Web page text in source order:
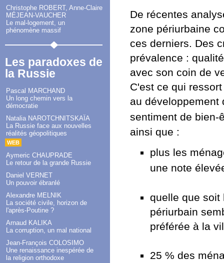
Christophe ROBERT, Anne-Claire
MÉJEAN-VAUCHER
Le mal-logement, un
phénomène massif
Les paradoxes de
la Russie
Pascal MARCHAND
Un long chemin vers la
démocratie
Natalia NAROTCHNITSKAÏA
La Russie face aux nouvelles
réalités géopolitiques
WEB
Aymeric CHAUPRADE
Le retour de la grande Russie
Daniel VERNET
Un pouvoir ébranlé
Alexandre MELNIK
La société civile, horizon de
l'après-Poutine ?
Arnaud KALIKA
La corruption, un mal national
Jean-François COLOSIMO
Une renaissance inespérée de
la religion orthodoxe
De récentes
zone périurbaine
ces derniers. Des
prévalence :
avec son coin de
C'est ce qui
au développement
sentiment de bien-
ainsi que :
plus les
une note
quelle que soit
périurbain
préférée à la
25 % des